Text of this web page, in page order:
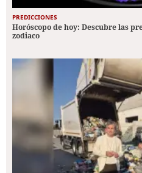
PREDICCIONES
Horóscopo de hoy: Descubre las
zodiaco